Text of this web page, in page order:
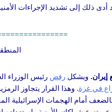
أدى ذلك إلى تشديد الإجراءات
المنطقة 30 أكتوبر-
إيران. ويشكلرفض
في غزة. وهذا القرار يتجاوز
أمام الهجمات الإسرائيلية